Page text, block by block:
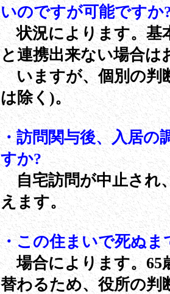
いのですが可能ですか
状況によります。基
と連携出来ない場合は
いますが、個別の判
は除く)。
・訪問関与後、入居
すか?
自宅訪問が中止され
えます。
・この住まいで死ぬま
場合によります。65
替わるため、役所の判